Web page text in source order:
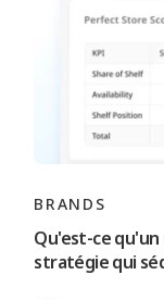
BRANDS
Qu'est-ce qu'un
stratégie qui